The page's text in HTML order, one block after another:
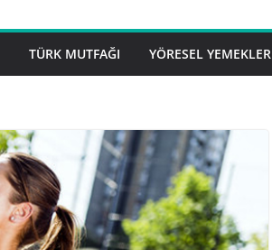
TÜRK MUTFAĞI YÖRESEL YEMEKLER